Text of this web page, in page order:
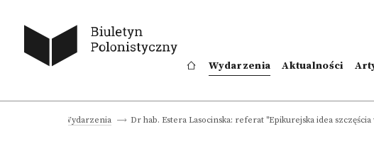
Wydarzenia Aktualności
Wydarzenia Dr hab. Estera Lasocinska: referat "Epikurejska idea